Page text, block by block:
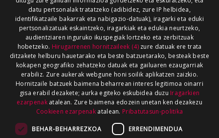
datu pertsonalak tratatzeko (adibidez, zure IP helbidea,
identifikatzaile bakarrak eta nabigazio-datuak), iragarki eta eduki
pertsonalizatuak eskaintzeko, iragarkiak eta edukia neurtzeko,
audientziaren inguruko ikuspegiak lortzeko eta zerbitzuak
hobetzeko. Hirugarrenen hornitzaileek (4)zure datuak ere trata
ditzakete helburu hauetarako eta beste batzuetarako, besteak beste
kokapen geografiko zehatzeko datuak eta gailuaren ezaugarriak
erabiliz. Zure aukerak webgune honi soilik aplikatzen zaizkio.
Hornitzaile batzuek baimena beharrean interes legitimoa oinarri
gisa erabil dezakete; aurka egiteko eskubidea duzu Iragarkien
ezarpenakatalean. Zure baimena edozein unetan ken dezakezu
Cookieen ezarpenak atalean. Pribatutasun-politika
BEHAR-BEHARREZKOA ERRENDIMENDUA